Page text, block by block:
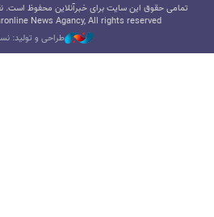
تمامی حقوق این سایت برای خبرآنلاین محفوظ است.
News Agancy, All rights reserved
طراحی و تولید: